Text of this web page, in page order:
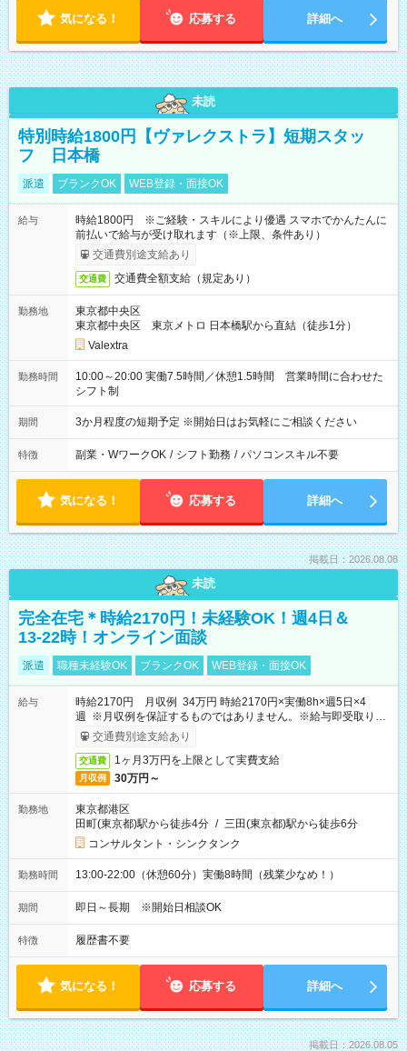
気になる！ 応募する 詳細へ
未読
特別時給1800円【ヴァレクストラ】短期スタッ
フ 日本橋
派遣 ブランクOK WEB登録・面接OK
給与
時給1800円 ※ご経験・スキルにより優遇 スマホでかんたんに
前払いで給与が受け取れます（※上限、条件あり）
交通費別途支給あり
交通費 交通費全額支給（規定あり）
勤務地
東京都中央区
東京都中央区 東京メトロ 日本橋駅から直結（徒歩1分）
Valextra
勤務時間
10:00～20:00 実働7.5時間／休憩1.5時間 営業時間に合わせた
シフト制
期間 3か月程度の短期予定 ※開始日はお気軽にご相談ください
特徴 副業・WワークOK / シフト勤務 / パソコンスキル不要
気になる！ 応募する 詳細へ
掲載日：2026.08.08
未読
完全在宅＊時給2170円！未経験OK！週4日＆
13-22時！オンライン面談
派遣 職種未経験OK ブランクOK WEB登録・面接OK
給与
時給2170円 月収例 34万円 時給2170円×実働8h×週5日×4
週 ※月収例を保証するものではありません。※給与即受取りサ
ービス利用可（利用条件有）
交通費別途支給あり
交通費 1ヶ月3万円を上限として実費支給
月収例 30万円～
勤務地
東京都港区
田町(東京都)駅から徒歩4分 / 三田(東京都)駅から徒歩6分
コンサルタント・シンクタンク
勤務時間 13:00-22:00（休憩60分）実働8時間（残業少なめ！）
期間 即日～長期 ※開始日相談OK
特徴 履歴書不要
気になる！ 応募する 詳細へ
掲載日：2026.08.05